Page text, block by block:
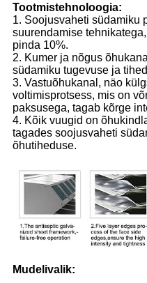
Tootmistehnoloogia:
1. Soojusvaheti südamiku
suurendamise
pinda 10%.
2. Kumer ja nõgus
südamiku tugevuse ja
3. Vastuõhukanal, näo
voltimisprotsess, mis on
paksusega, tagab kõrge
4. Kõik vuugid on
tagades soojusvaheti
õhutiheduse.
Mudelivalik: